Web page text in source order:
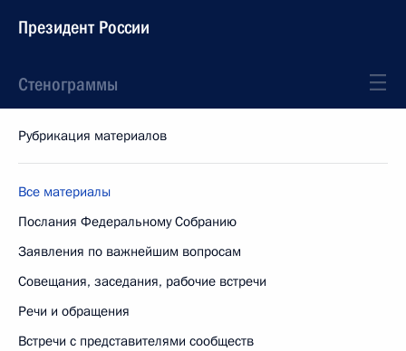
Президент России
Стенограммы
Рубрикация материалов
Все материалы
Послания Федеральному Собранию
Заявления по важнейшим вопросам
Совещания, заседания, рабочие встречи
Речи и обращения
Встречи с представителями сообществ